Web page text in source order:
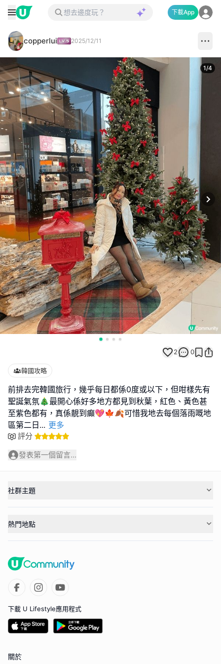
下載App
copperlui 2025/12/11
1/4
2 0
韓國攻略
前排去完韓國旅行，幾乎每日都係0度或以下，但咁樣先有
聖誕氣氛🎄最開心係好多地方都見到秋葉，紅色、黃色甚
至紫色都有，真係靚到癲💖🍁🍂可惜我地去每個落雨嘅地
區第二日 ... 更多
評分
發表第一個留言...
社群主題
熱門地點
下載 U Lifestyle應用程式
關於